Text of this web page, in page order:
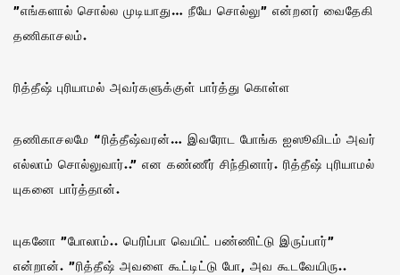
”எங்களால் சொல்ல முடியாது… நீயே சொல்லு” என்றனர் வைதேகி
தணிகாசலம்.
ரித்தீஷ் புரியாமல் அவர்களுக்குள் பார்த்து கொள்ள
தணிகாசலமே “ரித்தீஷ்வரன்… இவரோட போங்க ஐஸூவிடம் அவர்
எல்லாம் சொல்லுவார்..” என கண்ணீர் சிந்தினார். ரித்தீஷ் புரியாமல்
யுகனை பார்த்தான்.
யுகனோ ”போலாம்.. பெரிப்பா வெயிட் பண்ணிட்டு இருப்பார்”
என்றான். ”ரித்தீஷ் அவளை கூட்டிட்டு போ, அவ கூடவேயிரு..